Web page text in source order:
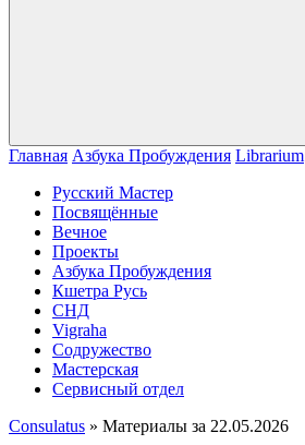
Главная Азбука Пробуждения Librarium
Русский Мастер
Посвящённые
Вечное
Проекты
Азбука Пробуждения
Кшетра Русь
СНД
Vigraha
Содружество
Мастерская
Сервисный отдел
Consulatus » Материалы за 22.05.2026